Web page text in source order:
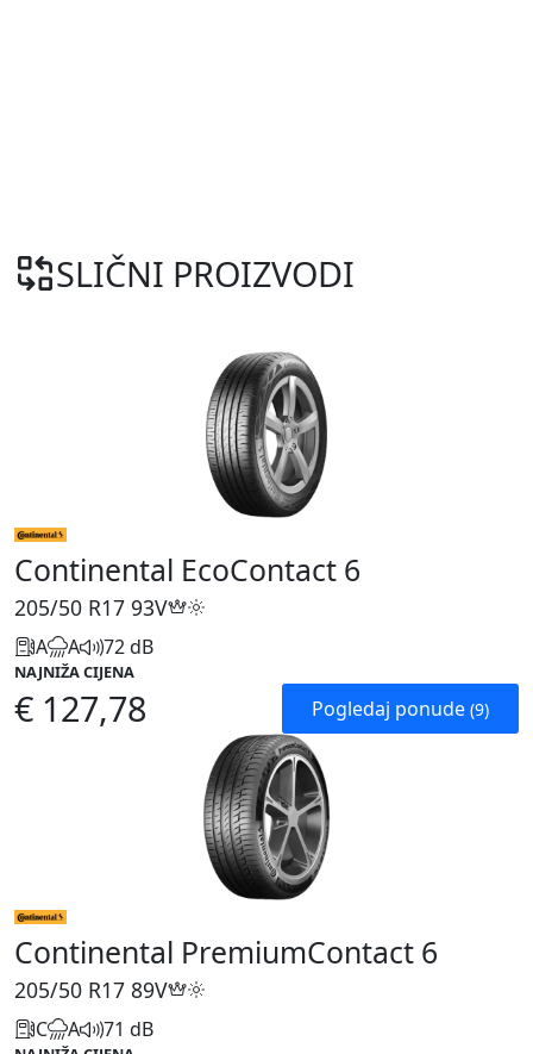
SLIČNI PROIZVODI
Continental EcoContact 6
205/50 R17 93V
A A 72 dB
NAJNIŽA CIJENA
€ 127,78 Pogledaj ponude (9)
Continental PremiumContact 6
205/50 R17 89V
C A 71 dB